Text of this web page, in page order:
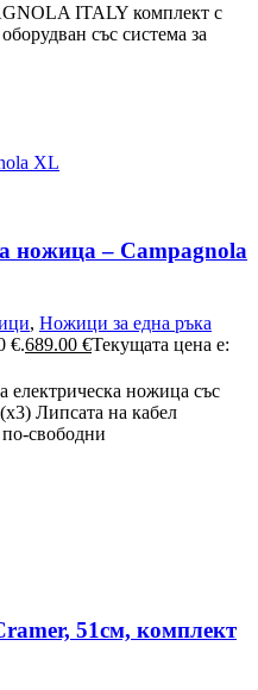
ITALY комплект с
със система за
ножица – Campagnola
, Ножици за една ръка
€.689.00 €Текущата цена е:
електрическа ножица със
Липсата на кабел
свободни
51см, комплект